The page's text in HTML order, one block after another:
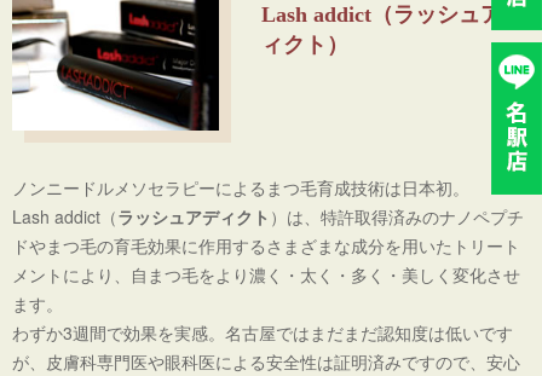
Lash addict（ラッシュアデ
ィクト）
ノンニードルメソセラピーによるまつ毛育成技術は日本初。
Lash addict（ラッシュアディクト ）は、特許取得済みのナノペプチ
ドやまつ毛の育毛効果に作用するさまざまな成分を用いたトリート
メントにより、自まつ毛をより濃く・太く・多く・美しく変化させ
ます。
わずか3週間で効果を実感。名古屋ではまだまだ認知度は低いです
が、皮膚科専門医や眼科医による安全性は証明済みですので、安心